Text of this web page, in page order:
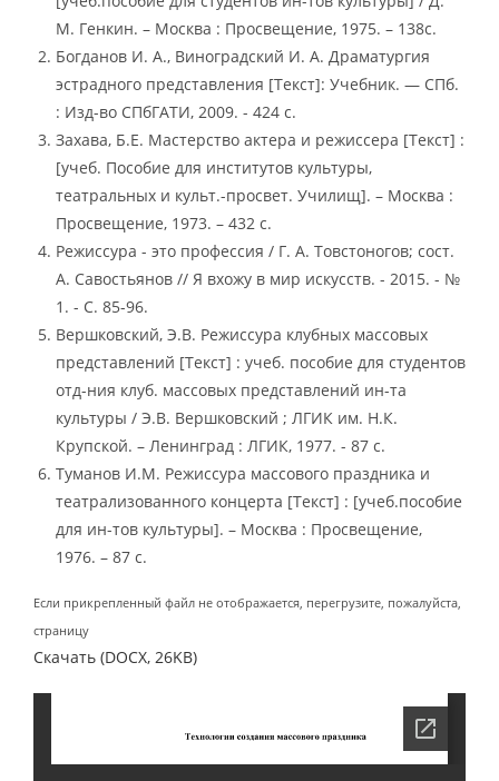
М. Генкин. – Москва : Просвещение, 1975. – 138с.
Богданов И. А., Виноградский И. А. Драматургия
эстрадного представления [Текст]: Учебник. — СПб.
: Изд-во СПбГАТИ, 2009. - 424 с.
Захава, Б.Е. Мастерство актера и режиссера [Текст] :
[учеб. Пособие для институтов культуры,
театральных и культ.-просвет. Училищ]. – Москва :
Просвещение, 1973. – 432 с.
Режиссура - это профессия / Г. А. Товстоногов; сост.
А. Савостьянов // Я вхожу в мир искусств. - 2015. - №
1. - С. 85-96.
Вершковский, Э.В. Режиссура клубных массовых
представлений [Текст] : учеб. пособие для студентов
отд-ния клуб. массовых представлений ин-та
культуры / Э.В. Вершковский ; ЛГИК им. Н.К.
Крупской. – Ленинград : ЛГИК, 1977. - 87 с.
Туманов И.М. Режиссура массового праздника и
театрализованного концерта [Текст] : [учеб.пособие
для ин-тов культуры]. – Москва : Просвещение,
1976. – 87 с.
Если прикрепленный файл не отображается, перегрузите, пожалуйста,
страницу
Скачать (DOCX, 26KB)